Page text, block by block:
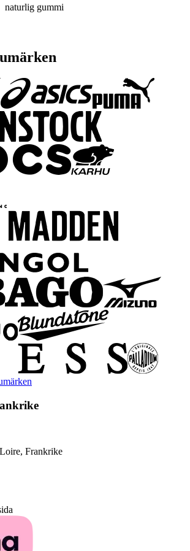
naturlig gummi
Frankrike